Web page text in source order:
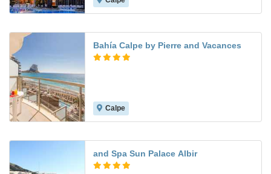
Bahía Calpe by Pierre and Vacances
Calpe
and Spa Sun Palace Albir